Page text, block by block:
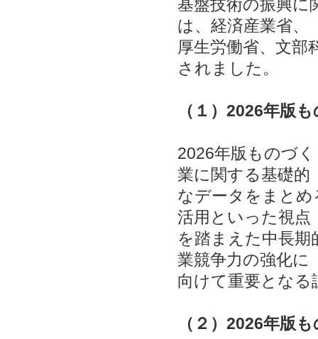
基盤技術の振興に
は、経済産業省、
厚生労働省、文部
されました。
（１）2026年版
2026年版ものづ
業に関する基礎的
なデータをまと
活用といった視点
を踏まえた中長期
業競争力の強化に
向けて重要とな
（２）2026年版